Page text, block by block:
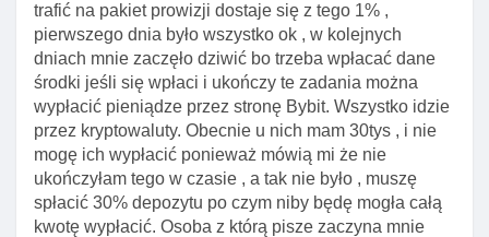
trafić na pakiet prowizji dostaje się z tego 1% ,
pierwszego dnia było wszystko ok , w kolejnych
dniach mnie zaczęło dziwić bo trzeba wpłacać dane
środki jeśli się wpłaci i ukończy te zadania można
wypłacić pieniądze przez stronę Bybit. Wszystko idzie
przez kryptowaluty. Obecnie u nich mam 30tys , i nie
mogę ich wypłacić ponieważ mówią mi że nie
ukończyłam tego w czasie , a tak nie było , muszę
spłacić 30% depozytu po czym niby będę mogła całą
kwotę wypłacić. Osoba z którą pisze zaczyna mnie